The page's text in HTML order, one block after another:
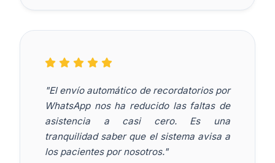
"El envío automático de recordatorios por
WhatsApp nos ha reducido las faltas de
asistencia a casi cero. Es una
tranquilidad saber que el sistema avisa a
los pacientes por nosotros."